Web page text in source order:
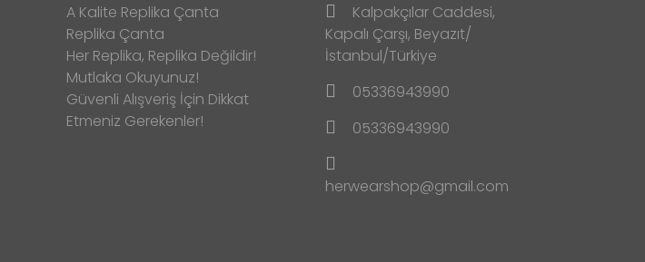
A Kalite Replika Çanta
Replika Çanta
Her Replika, Replika Değildir!
Mutlaka Okuyunuz!
Güvenli Alışveriş İçin Dikkat
Etmeniz Gerekenler!
Kalpakçılar Caddesi,
Kapalı Çarşı, Beyazıt/
İstanbul/Türkiye
05336943990
05336943990
herwearshop@gmail.com